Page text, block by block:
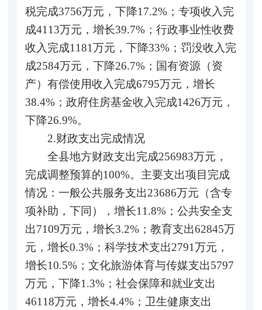
税完成3756万元，下降17.2%；专项收入完
成4113万元，增长39.7%；行政事业性收费
收入完成1181万元，下降33%；罚没收入完
成2584万元，下降26.7%；国有资源（资
产）有偿使用收入完成6795万元，增长
38.4%；政府住房基金收入完成1426万元，
下降26.9%。
2.财政支出完成情况
全县地方财政支出完成256983万元，
完成调整预算的100%。主要支出项目完成
情况：一般公共服务支出23686万元（含专
项补助，下同），增长11.8%；公共安全支
出7109万元，增长3.2%；教育支出62845万
元，增长0.3%；科学技术支出2791万元，
增长10.5%；文化旅游体育与传媒支出5797
万元，下降1.3%；社会保障和就业支出
46118万元，增长4.4%；卫生健康支出